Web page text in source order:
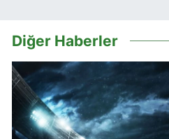
Diğer Haberler